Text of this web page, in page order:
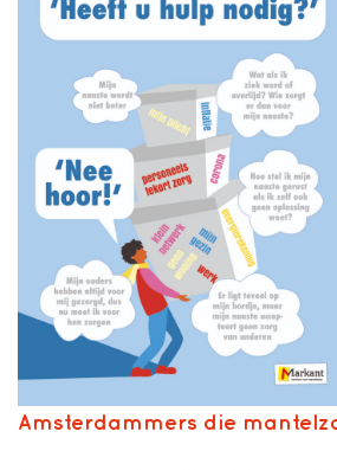
Amsterdammers die